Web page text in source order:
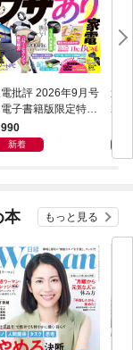
批評 2026年9月号
電子書籍版限定特典
】
990
新着
週
本 もっと見る